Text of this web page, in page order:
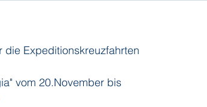
Expeditionskreuzfahrten
vom 20.November bis